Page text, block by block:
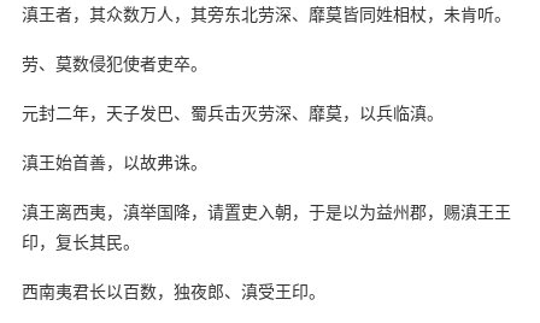
滇王者，其众数万人，其旁东北劳深、靡莫皆同姓相杖，未肯听。
劳、莫数侵犯使者吏卒。
元封二年，天子发巴、蜀兵击灭劳深、靡莫，以兵临滇。
滇王始首善，以故弗诛。
滇王离西夷，滇举国降，请置吏入朝，于是以为益州郡，赐滇王王
印，复长其民。
西南夷君长以百数，独夜郎、滇受王印。